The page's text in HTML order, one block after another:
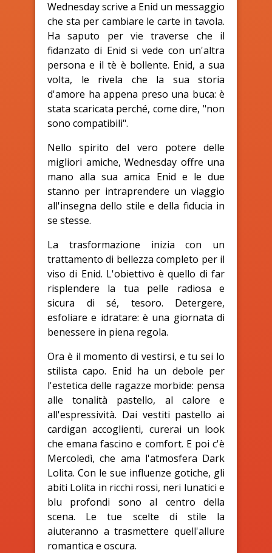
Wednesday scrive a Enid un messaggio
che sta per cambiare le carte in tavola.
Ha saputo per vie traverse che il
fidanzato di Enid si vede con un'altra
persona e il tè è bollente. Enid, a sua
volta, le rivela che la sua storia
d'amore ha appena preso una buca: è
stata scaricata perché, come dire, "non
sono compatibili".
Nello spirito del vero potere delle
migliori amiche, Wednesday offre una
mano alla sua amica Enid e le due
stanno per intraprendere un viaggio
all'insegna dello stile e della fiducia in
se stesse.
La trasformazione inizia con un
trattamento di bellezza completo per il
viso di Enid. L'obiettivo è quello di far
risplendere la tua pelle radiosa e
sicura di sé, tesoro. Detergere,
esfoliare e idratare: è una giornata di
benessere in piena regola.
Ora è il momento di vestirsi, e tu sei lo
stilista capo. Enid ha un debole per
l'estetica delle ragazze morbide: pensa
alle tonalità pastello, al calore e
all'espressività. Dai vestiti pastello ai
cardigan accoglienti, curerai un look
che emana fascino e comfort. E poi c'è
Mercoledì, che ama l'atmosfera Dark
Lolita. Con le sue influenze gotiche, gli
abiti Lolita in ricchi rossi, neri lunatici e
blu profondi sono al centro della
scena. Le tue scelte di stile la
aiuteranno a trasmettere quell'allure
romantica e oscura.